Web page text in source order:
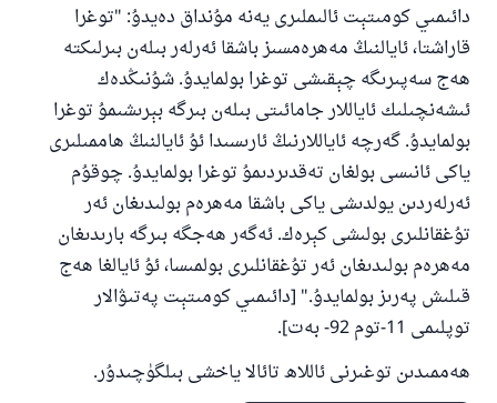
دائىمىي كومىتېت ئالىملىرى يەنە مۇنداق دەيدۇ: "توغرا
قاراشتا، ئايالنىڭ مەھرەمسىز باشقا ئەرلەر بىلەن بىرلىكتە
ھەج سەپىرىگە چېقىشى توغرا بولمايدۇ. شۇنىڭدەك
ئىشەنچىلىك ئاياللار جامائىتى بىلەن بىرگە بېرىشىمۇ توغرا
بولمايدۇ. گەرچە ئاياللارنىڭ ئارىسىدا ئۇ ئايالنىڭ ھاممىلىرى
ياكى ئانىسى بولغان تەقدىردىمۇ توغرا بولمايدۇ. چوقۇم
ئەرلەردىن يولدىشى ياكى باشقا مەھرەم بولىدىغان ئەر
تۇغقانلىرى بولىشى كېرەك. ئەگەر ھەجگە بىرگە بارىدىغان
مەھرەم بولىدىغان ئەر تۇغقانلىرى بولمىسا، ئۇ ئايالغا ھەج
قىلىش پەرىز بولمايدۇ." [دائىمىي كومىتېت پەتىۋالار
توپلىمى 11-توم 92- بەت].
ھەممىدىن توغىرنى ئاللاھ تائالا ياخشى بىلگۈچىدۇر.